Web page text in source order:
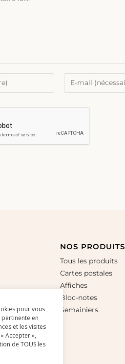
NOS PRODUITS
Tous les produits
Cartes postales
Affiches
Bloc-notes
Semainiers
pour vous
en
et les visites
Accepter »,
de TOUS les